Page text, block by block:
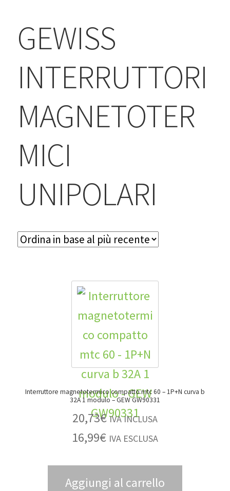
Contatti & Assistenza
Accedi/Registrati
GEWISS
INTERRUTTORI
MAGNETOTER
MICI
UNIPOLARI
Interruttore magnetotermico compatto mtc 60 – 1P+N curva b
32A 1 modulo – GEW GW90331
20,73€ IVA INCLUSA
16,99€ IVA ESCLUSA
Aggiungi al carrello